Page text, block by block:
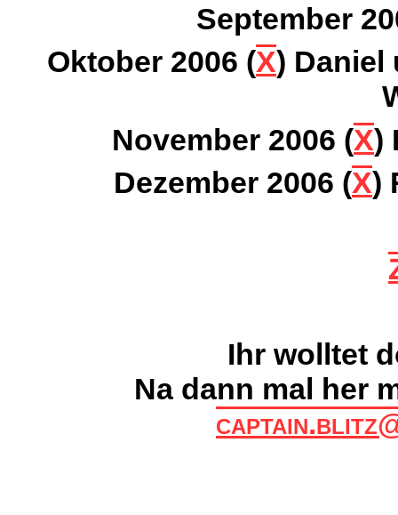
September
Oktober 2006 (X) Daniel
November 2006 (X)
Dezember 2006 (X)
Ihr wolltet
Na dann mal her